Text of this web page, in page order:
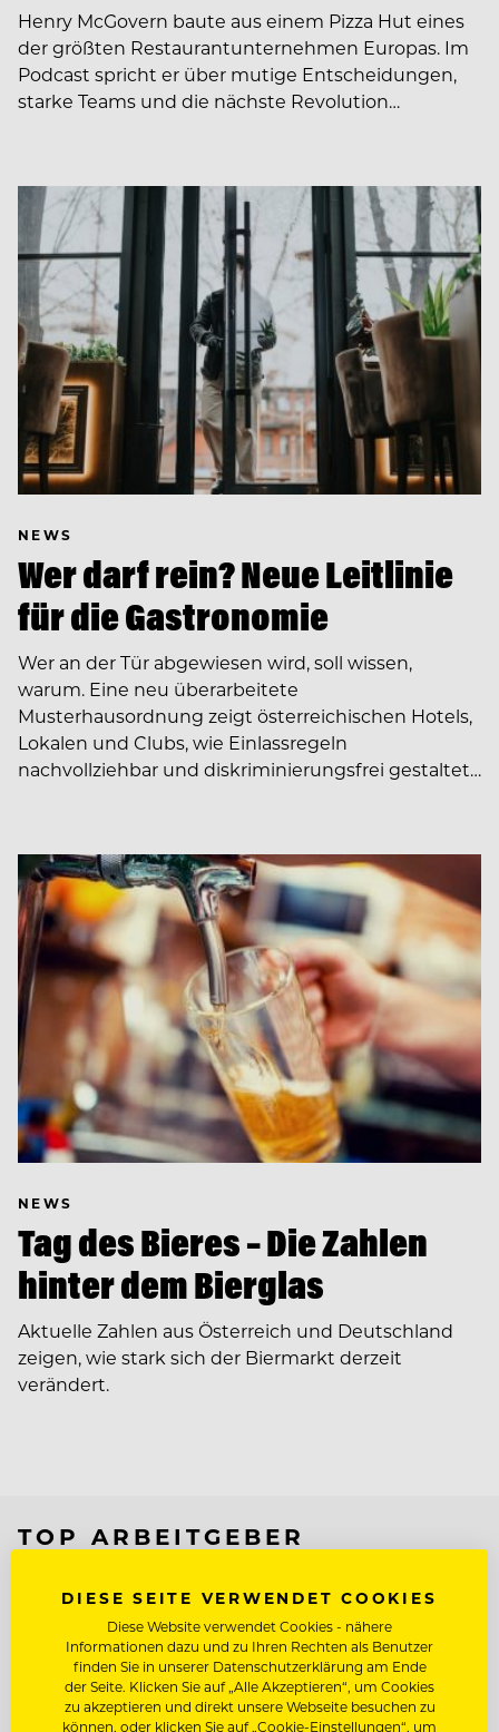
Henry McGovern baute aus einem Pizza Hut eines
der größten Restaurantunternehmen Europas. Im
Podcast spricht er über mutige Entscheidungen,
starke Teams und die nächste Revolution…
NEWS
Wer darf rein? Neue Leitlinie
für die Gastronomie
Wer an der Tür abgewiesen wird, soll wissen,
warum. Eine neu überarbeitete
Musterhausordnung zeigt österreichischen Hotels,
Lokalen und Clubs, wie Einlassregeln
nachvollziehbar und diskriminierungsfrei gestaltet…
NEWS
Tag des Bieres – Die Zahlen
hinter dem Bierglas
Aktuelle Zahlen aus Österreich und Deutschland
zeigen, wie stark sich der Biermarkt derzeit
verändert.
TOP ARBEITGEBER
DIESE SEITE VERWENDET COOKIES
Diese Website verwendet Cookies - nähere
Informationen dazu und zu Ihren Rechten als Benutzer
finden Sie in unserer Datenschutzerklärung am Ende
der Seite. Klicken Sie auf „Alle Akzeptieren“, um Cookies
zu akzeptieren und direkt unsere Webseite besuchen zu
können, oder klicken Sie auf „Cookie-Einstellungen“, um